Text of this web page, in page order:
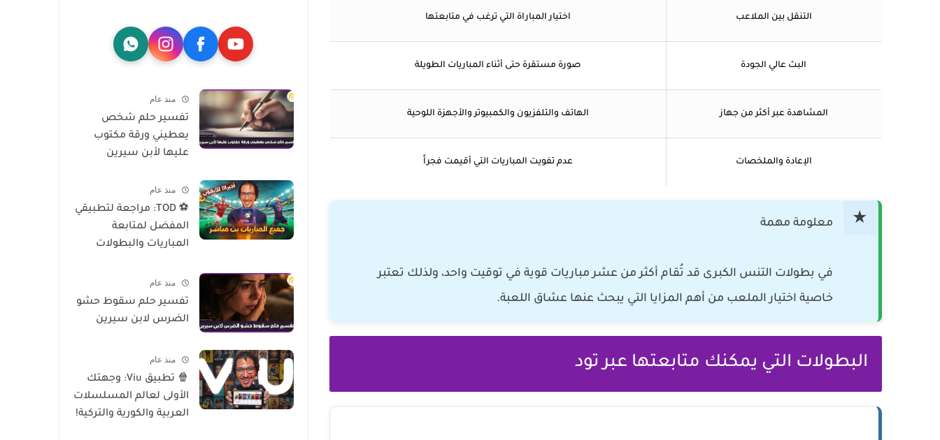
التنقل بين الملاعب اختيار المباراة التي ترغب في متابعتها
البث عالي الجودة صورة مستقرة حتى أثناء المباريات الطويلة
المشاهدة عبر أكثر من جهاز الهاتف والتلفزيون والكمبيوتر والأجهزة اللوحية
الإعادة والملخصات عدم تفويت المباريات التي أقيمت فجراً
معلومة مهمة
في بطولات التنس الكبرى قد تُقام أكثر من عشر مباريات قوية في توقيت واحد، ولذلك تعتبر
خاصية اختيار الملعب من أهم المزايا التي يبحث عنها عشاق اللعبة.
البطولات التي يمكنك متابعتها عبر تود
منذ عام
تفسير حلم شخص
يعطيني ورقة مكتوب
عليها لأبن سيرين
منذ عام
⚽ TOD: مراجعة لتطبيقي
المفضل لمتابعة
المباريات والبطولات
منذ عام
تفسير حلم سقوط حشو
الضرس لابن سيرين
منذ عام
🍿 تطبيق Viu: وجهتك
الأولى لعالم المسلسلات
العربية والكورية والتركية!